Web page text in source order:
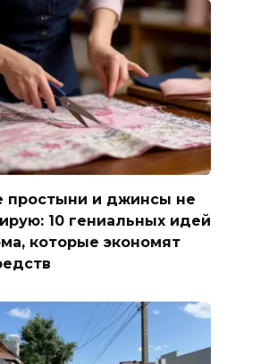
простыни и джинсы не
10 гениальных идей
которые экономят